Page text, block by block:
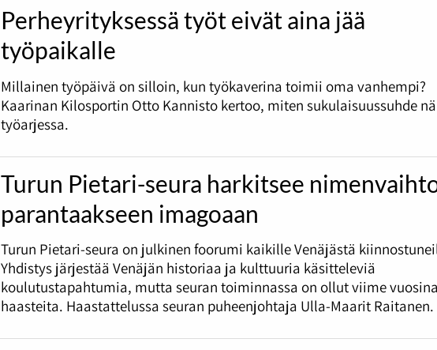
Perheyrityksessä työt eivät aina jää
työpaikalle
Millainen työpäivä on silloin, kun työkaverina toimii oma vanhempi?
Kaarinan Kilosportin Otto Kannisto kertoo, miten sukulaisuussuhde
työarjessa.
Turun Pietari-seura harkitsee
parantaakseen imagoaan
Turun Pietari-seura on julkinen foorumi kaikille Venäjästä
Yhdistys järjestää Venäjän historiaa ja kulttuuria käsitteleviä
koulutustapahtumia, mutta seuran toiminnassa on ollut viime vuosina
haasteita. Haastattelussa seuran puheenjohtaja Ulla-Maarit Raitanen.